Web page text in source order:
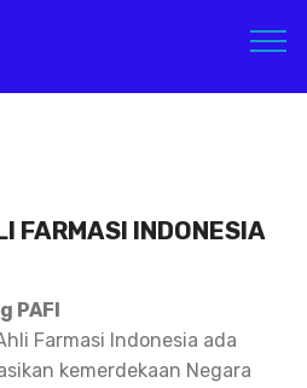
FARMASI INDONESIA
PAFI
Farmasi Indonesia ada
kemerdekaan Negara